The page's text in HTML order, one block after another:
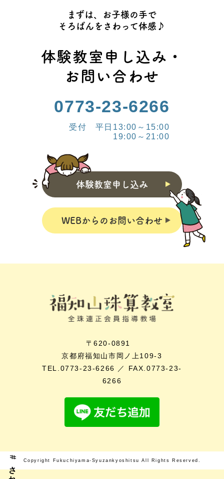
まずは、お子様の手で
そろばんをさわって体感♪
体験教室申し込み・
お問い合わせ
0773-23-6266
受付 平日13:00～15:00
19:00～21:00
体験教室申し込み
WEBからのお問い合わせ
〒620-0891
京都府福知山市岡ノ上109-3
TEL.0773-23-6266 ／ FAX.0773-23-
6266
Copyright Fukuchiyama-Syuzankyoshitsu All Rights Reserved.